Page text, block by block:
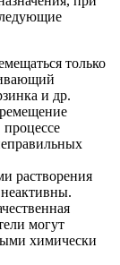
только
и др.
процессе
растворения
могут
химически